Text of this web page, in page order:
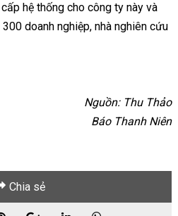
hệ thống cho công ty này và
doanh nghiệp, nhà nghiên cứu
Nguồn: Thu Thảo
Báo Thanh Niên
Chia sẻ